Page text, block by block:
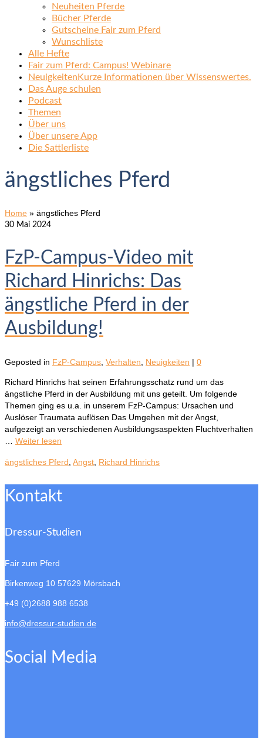
Neuheiten Pferde
Bücher Pferde
Gutscheine Fair zum Pferd
Wunschliste
Alle Hefte
Fair zum Pferd: Campus! Webinare
Neuigkeiten Kurze Informationen über Wissenswertes.
Das Auge schulen
Podcast
Themen
Über uns
Über unsere App
Die Sattlerliste
ängstliches Pferd
Home » ängstliches Pferd
30 Mai 2024
FzP-Campus-Video mit
Richard Hinrichs: Das
ängstliche Pferd in der
Ausbildung!
Geposted in FzP-Campus Verhalten Neuigkeiten | 0
Richard Hinrichs hat seinen Erfahrungsschatz rund um das
ängstliche Pferd in der Ausbildung mit uns geteilt. Um folgende
Themen ging es u.a. in unserem FzP-Campus: Ursachen und
Auslöser Traumata auflösen Das Umgehen mit der Angst,
aufgezeigt an verschiedenen Ausbildungsaspekten Fluchtverhalten
Weiter lesen
ängstliches Pferd Angst Richard Hinrichs
Kontakt
Dressur-Studien
Fair zum Pferd
Birkenweg 10 57629 Mörsbach
+49 (0)2688 988 6538
info@dressur-studien.de
Social Media